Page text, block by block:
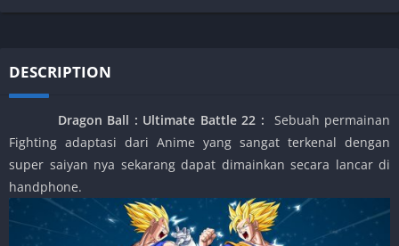
DESCRIPTION
Dragon Ball : Ultimate Battle 22 : Sebuah permainan
Fighting adaptasi dari Anime yang sangat terkenal dengan
super saiyan nya sekarang dapat dimainkan secara lancar di
handphone.